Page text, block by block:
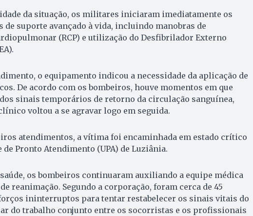
da situação, os militares iniciaram imediatamente os
de suporte avançado à vida, incluindo manobras de
(RCP) e utilização do Desfibrilador Externo
o equipamento indicou a necessidade da aplicação de
De acordo com os bombeiros, houve momentos em que
sinais temporários de retorno da circulação sanguínea,
voltou a se agravar logo em seguida.
atendimentos, a vítima foi encaminhada em estado crítico
de Pronto Atendimento (UPA) de Luziânia.
os bombeiros continuaram auxiliando a equipe médica
reanimação. Segundo a corporação, foram cerca de 45
ininterruptos para tentar restabelecer os sinais vitais do
do trabalho conjunto entre os socorristas e os profissionais